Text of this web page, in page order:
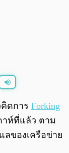
ดการ Forking
าห์ที่แล้ว ตาม
ลของเครือข่าย